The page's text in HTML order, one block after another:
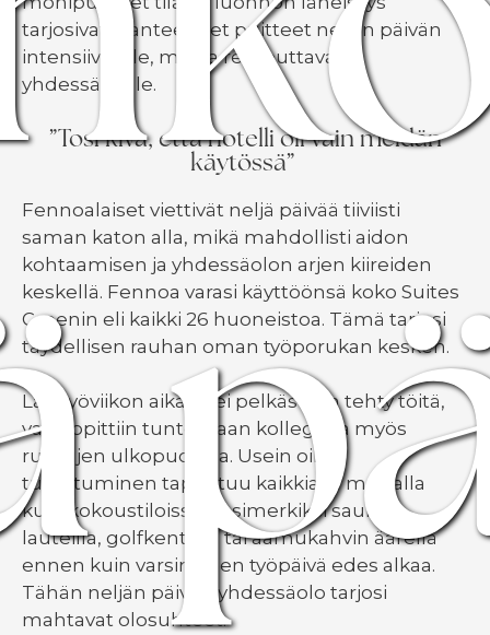
tarjosivat ihanteelliset puitteet neljän päivän
intensiiviselle, mutta rentouttavalle
yhdessäololle.
”Tosi kiva, että hotelli oli vain meidän
käytössä”
Fennoalaiset viettivät neljä päivää tiiviisti
saman katon alla, mikä mahdollisti aidon
kohtaamisen ja yhdessäolon arjen kiireiden
keskellä. Fennoa varasi käyttöönsä koko Suites
Greenin eli kaikki 26 huoneistoa. Tämä tarjosi
täydellisen rauhan oman työporukan kesken.
Lähityöviikon aikana ei pelkästään tehty töitä,
vaan opittiin tuntemaan kollegoita myös
ruutujen ulkopuolella. Usein oikea
tutustuminen tapahtuu kaikkialla muualla
kuin kokoustiloissa – esimerkiksi saunan
lauteilla, golfkentällä tai aamukahvin äärellä
ennen kuin varsinainen työpäivä edes alkaa.
Tähän neljän päivän yhdessäolo tarjosi
mahtavat olosuhteet.